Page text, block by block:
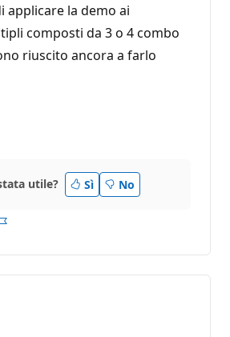
applicare la demo ai
composti da 3 o 4 combo
riuscito ancora a farlo
utile? Sì No